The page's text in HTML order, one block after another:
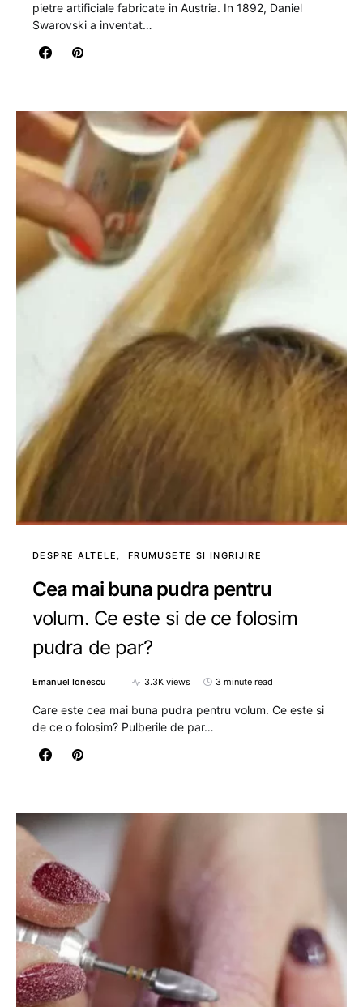
pietre artificiale fabricate in Austria. In 1892, Daniel
Swarovski a inventat…
DESPRE ALTELE FRUMUSETE SI INGRIJIRE
Cea mai buna pudra pentru
volum. Ce este si de ce folosim
pudra de par?
Emanuel Ionescu 3.3K views 3 minute read
Care este cea mai buna pudra pentru volum. Ce este si
de ce o folosim? Pulberile de par…